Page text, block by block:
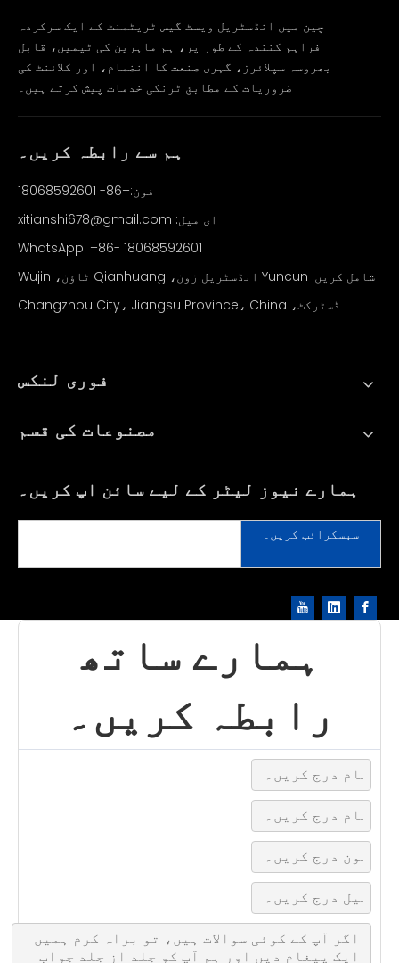
چین میں انڈسٹریل ویسٹ گیس ٹریٹمنٹ کے ایک سرکردہ
فراہم کنندہ کے طور پر، ہم ماہرین کی ٹیمیں، قابل
بھروسہ سپلائرز، گہری صنعت کا انضمام، اور کلائنٹ کی
ضروریات کے مطابق ٹرنکی خدمات پیش کرتے ہیں۔
ہم سے رابطہ کریں۔
فون:+86- 18068592601
ای میل: xitianshi678@gmail.com
WhatsApp: +86- 18068592601
شامل کریں: Yuncun انڈسٹریل زون، Qianhuang ٹاؤن، Wujin
ڈسٹرکٹ، Changzhou City، Jiangsu Province، China
فوری لنکس
مصنوعات کی قسم
ہمارے نیوز لیٹر کے لیے سائن اپ کریں۔
سبسکرائب کریں۔
ہمارے ساتھ
رابطہ کریں۔